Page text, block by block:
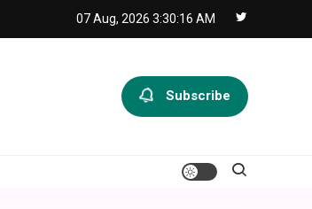
07 Aug, 2026 3:30:17 AM
Subscribe